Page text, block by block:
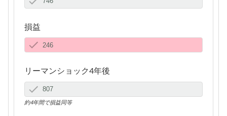
損益
リーマンショック4年後
約4年間で損益同等